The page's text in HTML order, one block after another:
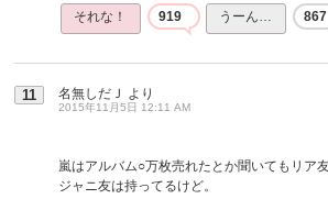
それな！ 919 うーん… 867
11 名無しだＪ より
2015年11月5日 12:11 AM
嵐はアルバム○万枚売れたとか聞いてもリア
ジャニ友は持ってるけど。